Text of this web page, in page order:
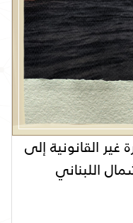
القانونية إلى
اللبناني